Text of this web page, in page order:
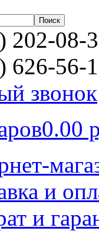
202-08-
626-56-
звонок
0.00
и
и